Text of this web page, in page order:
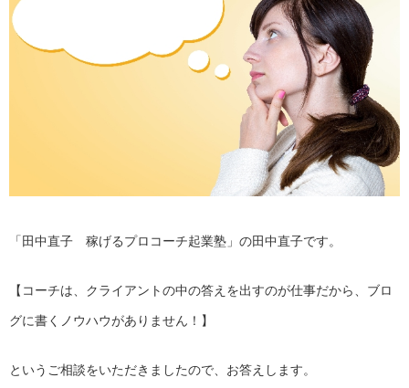
「田中直子 稼げるプロコーチ起業塾」の田中直子です。
【コーチは、クライアントの中の答えを出すのが仕事だから、ブロ
グに書くノウハウがありません！】
というご相談をいただきましたので、お答えします。